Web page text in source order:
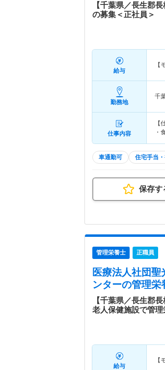
【千葉県／長生郡
の募集＜正社員＞
給与
【
勤務地
千
仕事内容
・
車通勤可 住宅手当
保存す
管理栄養士 正職員
医療法人社団
ンターの管理栄
【千葉県／長生郡
老人保健施設で管理
給与
【